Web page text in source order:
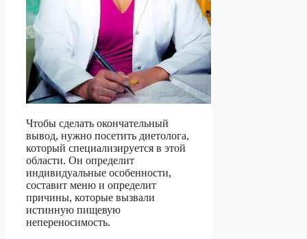
Чтобы сделать окончательный
вывод, нужно посетить диетолога,
который специализируется в этой
области. Он определит
индивидуальные особенности,
составит меню и определит
причины, которые вызвали
истинную пищевую
непереносимость.